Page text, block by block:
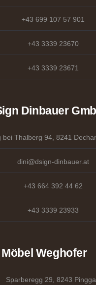
+43 699 107 57 901
+43 3339 23670
+43 3339 23671
Dinbauer
bei Thalberg 94, 8241
dini@dsign-dinbauer.at
+43 664 392 44 62
+43 3339 23933
Möbel Weghofer
Sparberegg 29, 8243